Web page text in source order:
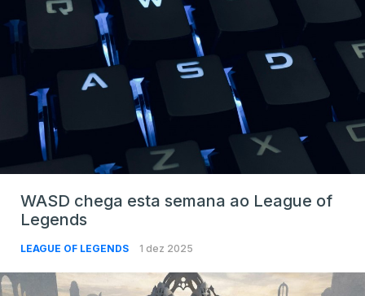
WASD chega esta semana ao League of
Legends
LEAGUE OF LEGENDS 1 dez 2025